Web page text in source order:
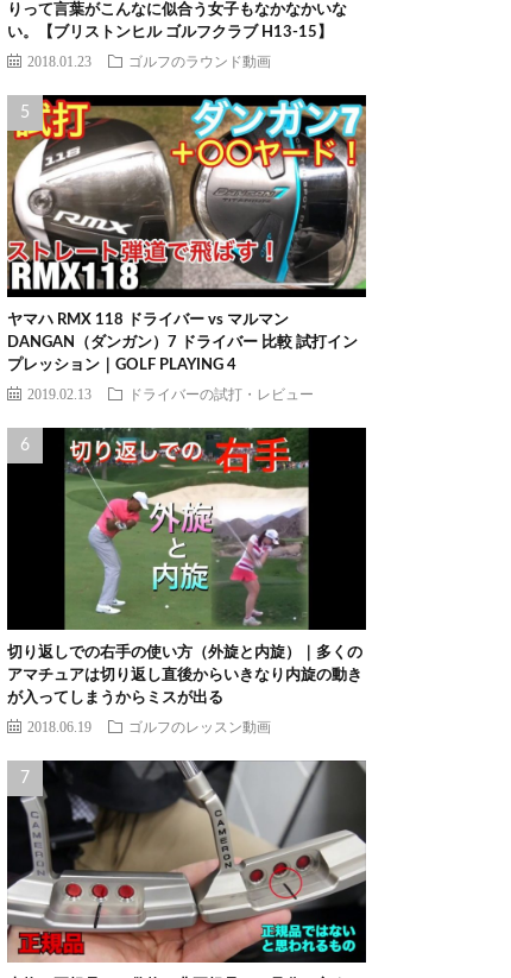
りって言葉がこんなに似合う女子もなかなかいな
い。【ブリストンヒル ゴルフクラブ H13-15】
2018.01.23 ゴルフのラウンド動画
ヤマハ RMX 118 ドライバー vs マルマン
DANGAN（ダンガン）7 ドライバー 比較 試打イン
プレッション｜GOLF PLAYING 4
2019.02.13 ドライバーの試打・レビュー
切り返しでの右手の使い方（外旋と内旋）｜多くの
アマチュアは切り返し直後からいきなり内旋の動き
が入ってしまうからミスが出る
2018.06.19 ゴルフのレッスン動画